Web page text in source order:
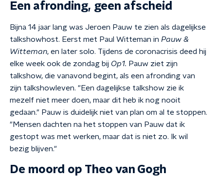
Een afronding, geen afscheid
Bijna 14 jaar lang was Jeroen Pauw te zien als dagelijkse
talkshowhost. Eerst met Paul Witteman in Pauw &
Witteman, en later solo. Tijdens de coronacrisis deed hij
elke week ook de zondag bij Op1. Pauw ziet zijn
talkshow, die vanavond begint, als een afronding van
zijn talkshowleven. "Een dagelijkse talkshow zie ik
mezelf niet meer doen, maar dit heb ik nog nooit
gedaan." Pauw is duidelijk niet van plan om al te stoppen.
"Mensen dachten na het stoppen van Pauw dat ik
gestopt was met werken, maar dat is niet zo. Ik wil
bezig blijven."
De moord op Theo van Gogh